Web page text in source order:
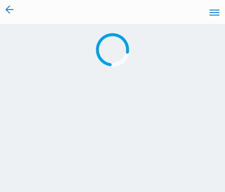
vai al contenuto
Caricamento in corso...